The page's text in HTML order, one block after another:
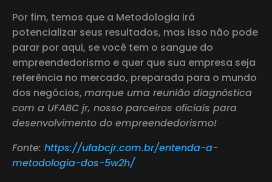
Por fim, temos que a Metodologia irá
potencializar seus resultados, mas isso não pode
parar por aqui, se você tem o sangue do
empreendedorismo e quer que sua empresa seja
referência no mercado, preparada para o mundo
dos negócios, marque uma reunião diagnóstica
com a UFABC jr, nosso parceiros oficiais para
desenvolvimento do empreendedorismo!
Fonte: https://ufabcjr.com.br/entenda-a-
metodologia-dos-5w2h/